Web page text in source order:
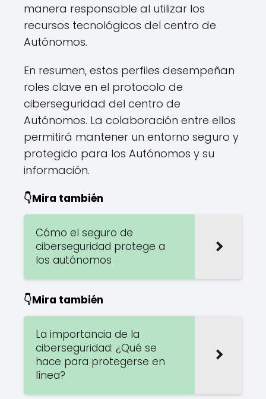
manera responsable al utilizar los
recursos tecnológicos del centro de
Autónomos.
En resumen, estos perfiles desempeñan
roles clave en el protocolo de
ciberseguridad del centro de
Autónomos. La colaboración entre ellos
permitirá mantener un entorno seguro y
protegido para los Autónomos y su
información.
👇Mira también
Cómo el seguro de
ciberseguridad protege a
los autónomos
👇Mira también
La importancia de la
ciberseguridad: ¿Qué se
hace para protegerse en
línea?